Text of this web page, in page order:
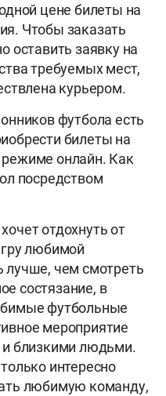
цене билеты на
Чтобы заказать
оставить заявку на
требуемых мест,
курьером.
футбола есть
билеты на
онлайн. Как
посредством
отдохнуть от
любимой
чем смотреть
состязание, в
футбольные
мероприятие
близкими людьми.
интересно
любимую команду,